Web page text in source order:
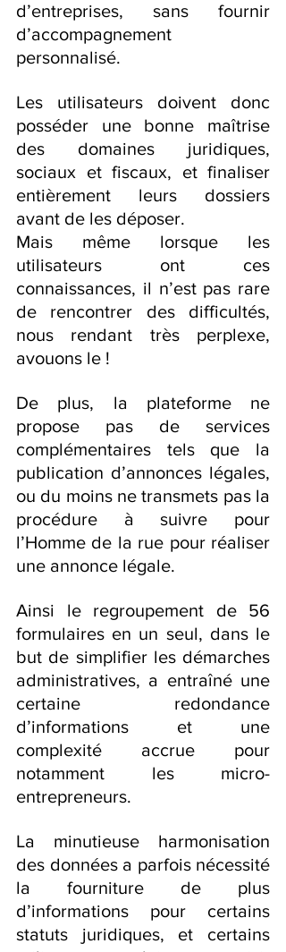
d’entreprises, sans fournir
d’accompagnement
personnalisé.
Les utilisateurs doivent donc
posséder une bonne maîtrise
des domaines juridiques,
sociaux et fiscaux, et finaliser
entièrement leurs dossiers
avant de les déposer.
Mais même lorsque les
utilisateurs ont ces
connaissances, il n’est pas rare
de rencontrer des difficultés,
nous rendant très perplexe,
avouons le !
De plus, la plateforme ne
propose pas de services
complémentaires tels que la
publication d’annonces légales,
ou du moins ne transmets pas la
procédure à suivre pour
l’Homme de la rue pour réaliser
une annonce légale.
Ainsi le regroupement de 56
formulaires en un seul, dans le
but de simplifier les démarches
administratives, a entraîné une
certaine redondance
d’informations et une
complexité accrue pour
notamment les micro-
entrepreneurs.
La minutieuse harmonisation
des données a parfois nécessité
la fourniture de plus
d’informations pour certains
statuts juridiques, et certains